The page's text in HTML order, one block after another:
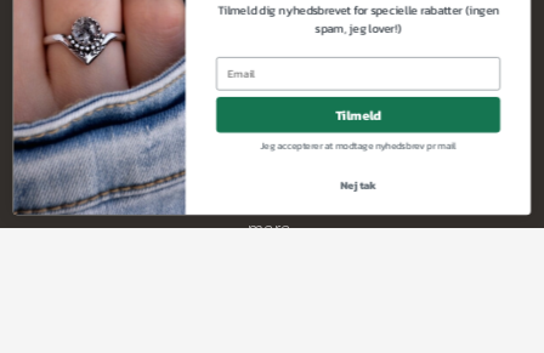
Tilmeld dig
nyhedsbrevet
Tilmeld dig nyhedsbrevet for specielle tilbud og
eksklusiv tidlig adgang til produktlanceringer med
mere.
Tilmeld dig nyhedsbrevet for specielle rabatter (ingen
spam, jeg lover!)
Tilmeld
Jeg accepterer at modtage nyhedsbrev pr mail
Nej tak